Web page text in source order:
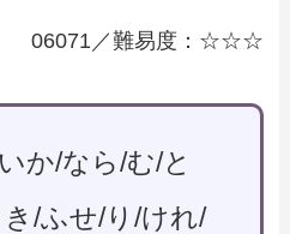
06071／難易度：☆☆☆
か/なら/む/と
/ふせ/り/けれ/